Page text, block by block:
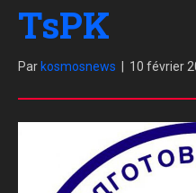
TsPK
Par kosmosnews 10 février